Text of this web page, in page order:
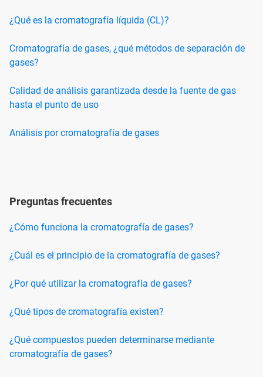
¿Qué es la cromatografía líquida (CL)?
Cromatografía de gases, ¿qué métodos de separación de
gases?
Calidad de análisis garantizada desde la fuente de gas
hasta el punto de uso
Análisis por cromatografía de gases
Preguntas frecuentes
¿Cómo funciona la cromatografía de gases?
¿Cuál es el principio de la cromatografía de gases?
¿Por qué utilizar la cromatografía de gases?
¿Qué tipos de cromatografía existen?
¿Qué compuestos pueden determinarse mediante
cromatografía de gases?